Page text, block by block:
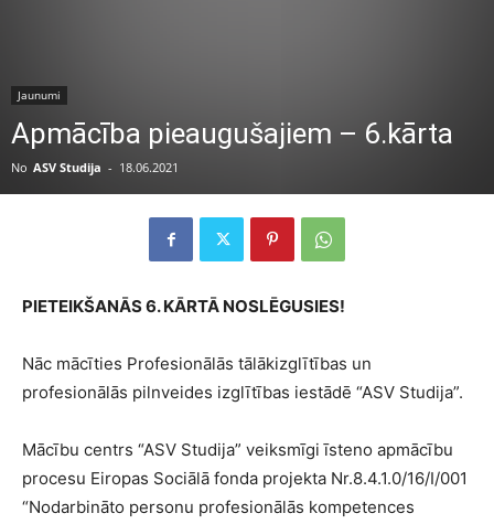
Jaunumi
Apmācība pieaugušajiem – 6.kārta
No ASV Studija - 18.06.2021
PIETEIKŠANĀS 6. KĀRTĀ NOSLĒGUSIES!
Nāc mācīties Profesionālās tālākizglītības un
profesionālās pilnveides izglītības iestādē “ASV Studija”.
Mācību centrs “ASV Studija” veiksmīgi īsteno apmācību
procesu Eiropas Sociālā fonda projekta Nr.8.4.1.0/16/I/001
“Nodarbināto personu profesionālās kompetences